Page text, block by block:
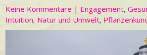
Keine Kommentare | Engagement,
Intuition, Natur und Umwelt,